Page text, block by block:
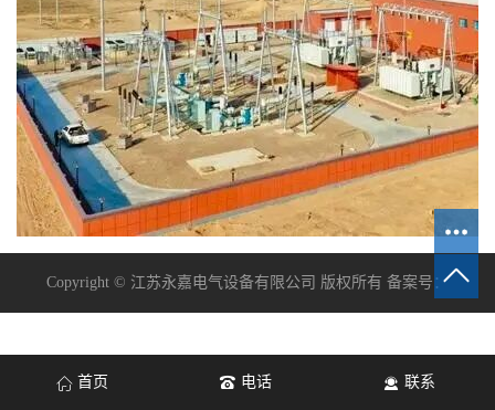
Copyright © 江苏永嘉电气设备有限公司 版权所有 备案号：
首页 电话 联系